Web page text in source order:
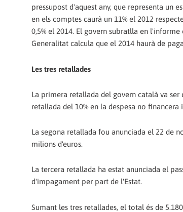
pressupost d'aquest any, que representa un
en els comptes caurà un 11% el 2012
0,5% el 2014. El govern subratlla en
Generalitat calcula que el 2014 haurà de
Les tres retallades
La primera retallada del govern català va
retallada del 10% en la despesa no financera
La segona retallada fou anunciada el 22 de
milions d'euros.
La tercera retallada ha estat anunciada el
d'impagament per part de l'Estat.
Sumant les tres retallades, el total és de